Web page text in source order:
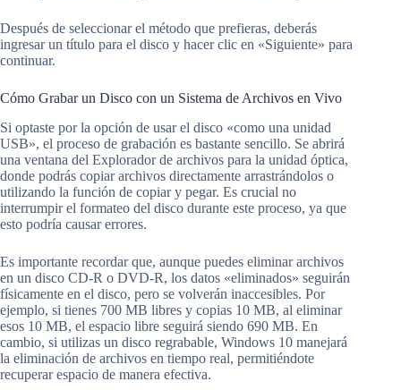
Después de seleccionar el método que prefieras, deberás
ingresar un título para el disco y hacer clic en «Siguiente» para
continuar.
Cómo Grabar un Disco con un Sistema de Archivos en Vivo
Si optaste por la opción de usar el disco «como una unidad
USB», el proceso de grabación es bastante sencillo. Se abrirá
una ventana del Explorador de archivos para la unidad óptica,
donde podrás copiar archivos directamente arrastrándolos o
utilizando la función de copiar y pegar. Es crucial no
interrumpir el formateo del disco durante este proceso, ya que
esto podría causar errores.
Es importante recordar que, aunque puedes eliminar archivos
en un disco CD-R o DVD-R, los datos «eliminados» seguirán
físicamente en el disco, pero se volverán inaccesibles. Por
ejemplo, si tienes 700 MB libres y copias 10 MB, al eliminar
esos 10 MB, el espacio libre seguirá siendo 690 MB. En
cambio, si utilizas un disco regrabable, Windows 10 manejará
la eliminación de archivos en tiempo real, permitiéndote
recuperar espacio de manera efectiva.